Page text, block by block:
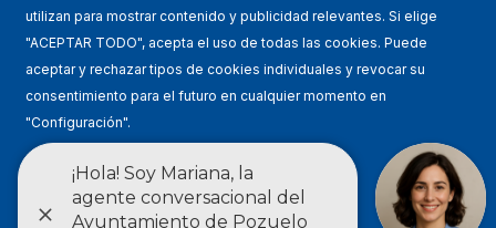
Mapa WEB
Condiciones de uso
Política de privacidad
utilizan para mostrar contenido y publicidad relevantes. Si elige
"ACEPTAR TODO", acepta el uso de todas las cookies. Puede
aceptar y rechazar tipos de cookies individuales y revocar su
consentimiento para el futuro en cualquier momento en
"Configuración".
Condiciones de uso
Ajustes